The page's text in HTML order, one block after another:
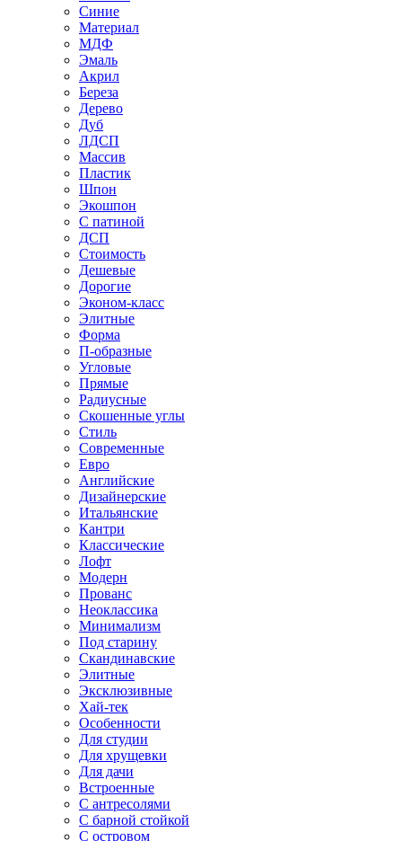
Синие
Материал
МДФ
Эмаль
Акрил
Береза
Дерево
Дуб
ЛДСП
Массив
Пластик
Шпон
Экошпон
С патиной
ДСП
Стоимость
Дешевые
Дорогие
Эконом-класс
Элитные
Форма
П-образные
Угловые
Прямые
Радиусные
Скошенные углы
Стиль
Современные
Евро
Английские
Дизайнерские
Итальянские
Кантри
Классические
Лофт
Модерн
Прованс
Неоклассика
Минимализм
Под старину
Скандинавские
Элитные
Эксклюзивные
Хай-тек
Особенности
Для студии
Для хрущевки
Для дачи
Встроенные
С антресолями
С барной стойкой
С островом